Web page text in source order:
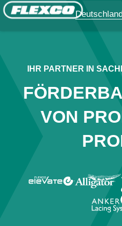
IHR PARTNER IN
VON